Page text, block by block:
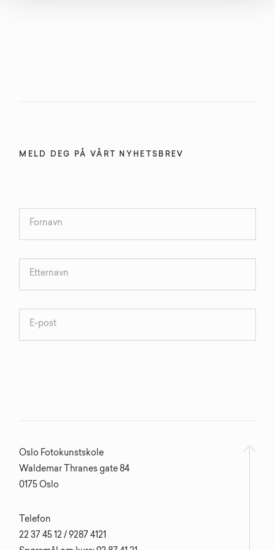
MELD DEG PÅ VÅRT NYHETSBREV
Oslo Fotokunstskole
Waldemar Thranes gate 84
0175 Oslo
Telefon
22 37 45 12 / 9287 4121